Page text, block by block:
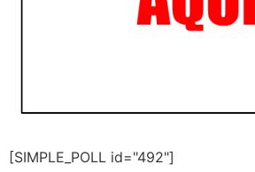
[SIMPLE_POLL id="492"]